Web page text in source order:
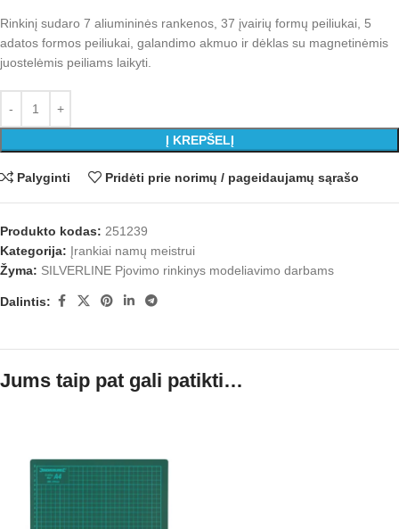
Rinkinį sudaro 7 aliumininės rankenos, 37 įvairių formų peiliukai, 5
adatos formos peiliukai, galandimo akmuo ir dėklas su magnetinėmis
juostelėmis peiliams laikyti.
Į KREPŠELĮ
Palyginti Pridėti prie norimų / pageidaujamų sąrašo
Produkto kodas: 251239
Kategorija: Įrankiai namų meistrui
Žyma: SILVERLINE Pjovimo rinkinys modeliavimo darbams
Dalintis:
Jums taip pat gali patikti…